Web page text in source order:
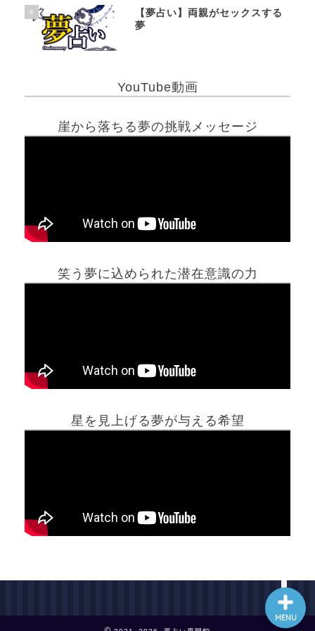
4
【夢占い】両親がセックスする
夢
YouTube動画
崖から落ちる夢の挑戦メッセージ
笑う夢に込められた潜在意識の力
星を見上げる夢が与える希望
MENU
ホーム
最新記事動画